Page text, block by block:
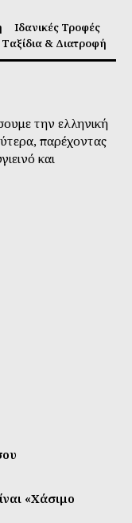
Ιδανικές Τροφές
Ταξίδια & Διατροφή
την ελληνική
παρέχοντας
και
«Χάσιμο